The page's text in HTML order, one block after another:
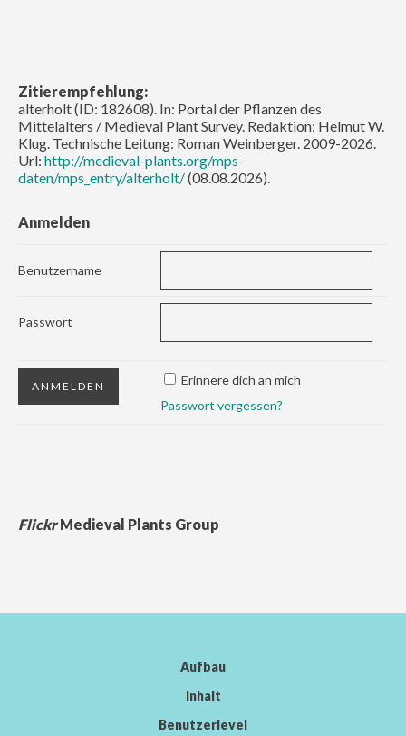
Zitierempfehlung:
alterholt (ID: 182608). In: Portal der Pflanzen des
Mittelalters / Medieval Plant Survey. Redaktion: Helmut W.
Klug. Technische Leitung: Roman Weinberger. 2009-2026.
Url: http://medieval-plants.org/mps-
daten/mps_entry/alterholt/(08.08.2026).
Anmelden
Benutzername
Passwort
Erinnere dich an mich
Passwort vergessen?
FlickrMedieval Plants Group
Aufbau
Inhalt
Benutzerlevel